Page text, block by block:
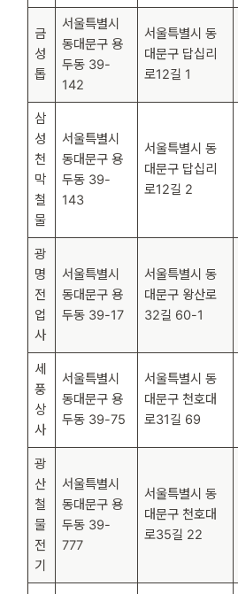
금
성
톱
서울특별시
동대문구 용
두동 39-
142
서울특별시 동
대문구 답십리
로12길 1
삼
성
천
막
철
물
서울특별시
동대문구 용
두동 39-
143
서울특별시 동
대문구 답십리
로12길 2
광
명
전
업
사
서울특별시
동대문구 용
두동 39-17
서울특별시 동
대문구 왕산로
32길 60-1
세
풍
상
사
서울특별시
동대문구 용
두동 39-75
서울특별시 동
대문구 천호대
로31길 69
광
산
철
물
전
기
서울특별시
동대문구 용
두동 39-
777
서울특별시 동
대문구 천호대
로35길 22